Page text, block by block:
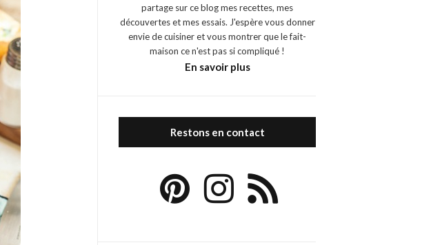
partage sur ce blog mes recettes, mes
découvertes et mes essais. J'espère vous donner
envie de cuisiner et vous montrer que le fait-
maison ce n'est pas si compliqué !
En savoir plus
Restons en contact